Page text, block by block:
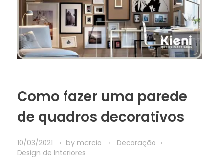
Como fazer uma parede
de quadros decorativos
10/03/2021 by marcio
Decoração
Design de Interiores